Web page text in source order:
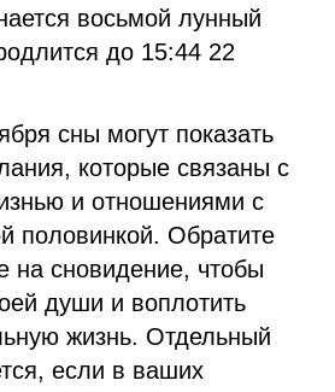
восьмой лунный
до 15:44 22
сны могут показать
которые связаны с
и отношениями с
половинкой. Обратите
на сновидение, чтобы
души и воплотить
жизнь. Отдельный
если в ваших